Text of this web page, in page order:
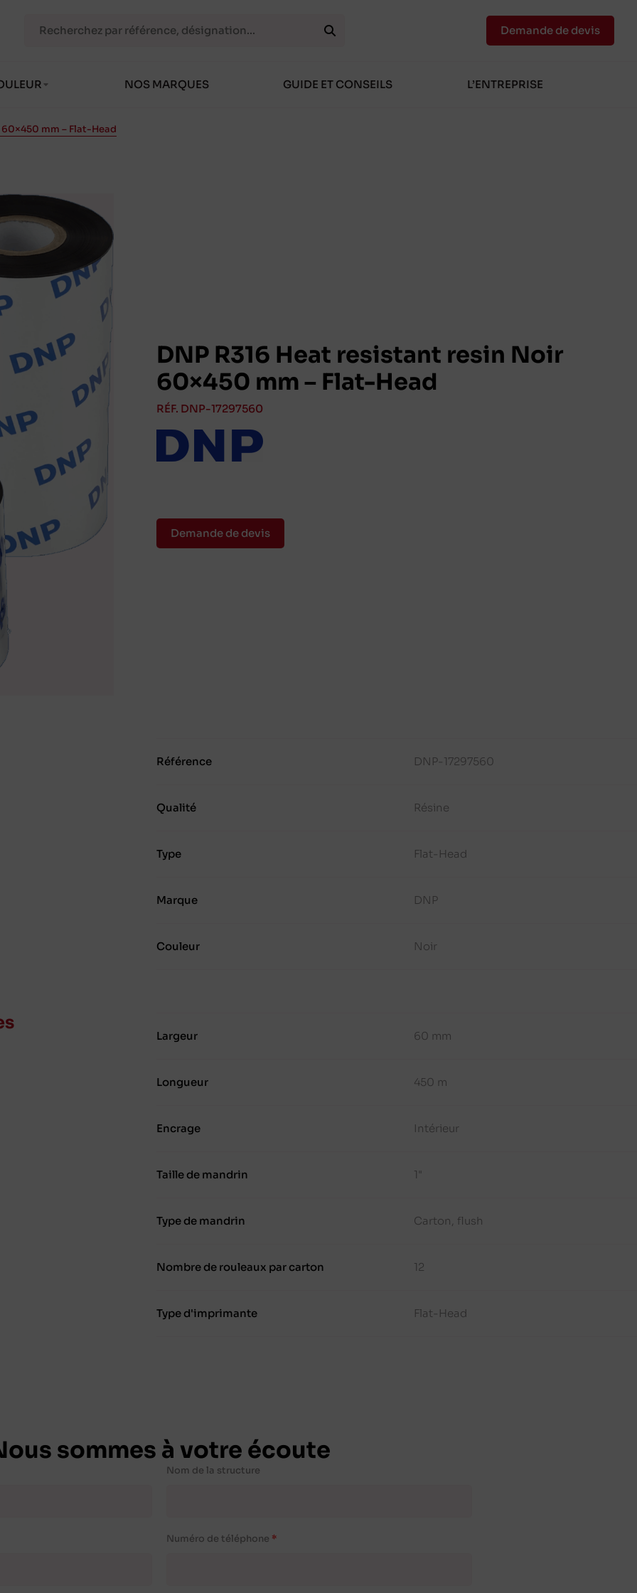
NOS MARQUES GUIDE ET CONSEILS L’ENTREPRISE
Demande de devis
mm – Flat-Head
DNP R316 Heat resistant resin Noir
60×450 mm – Flat-Head
RÉF. DNP-17297560
Demande de devis
Référence DNP-17297560
Qualité Résine
Type Flat-Head
Marque DNP
Couleur Noir
Largeur 60 mm
Longueur 450 m
Encrage Intérieur
Taille de mandrin 1"
Type de mandrin Carton, flush
Nombre de rouleaux par carton 12
Type d'imprimante Flat-Head
sommes à votre écoute
Nom de la structure
Numéro de téléphone